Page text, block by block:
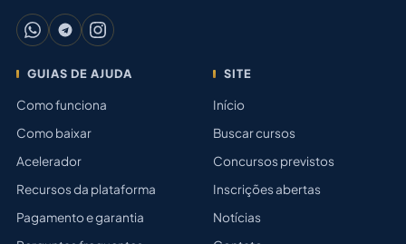
GUIAS DE AJUDA
Como funciona
Como baixar
Acelerador
Recursos da plataforma
Pagamento e garantia
SITE
Início
Buscar cursos
Concursos previstos
Inscrições abertas
Notícias